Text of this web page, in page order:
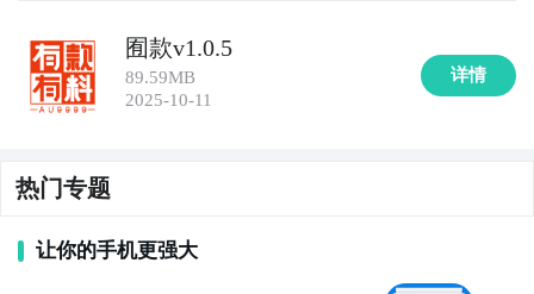
囿款v1.0.5
89.59MB
2025-10-11
详情
热门专题
让你的手机更强大